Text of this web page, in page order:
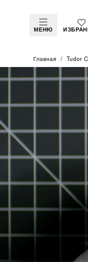
МЕНЮ
Главная Tudor